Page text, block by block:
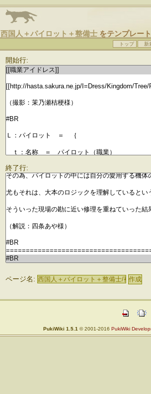
西国人＋パイロット＋整備士 をテンプレー
トップ 新
開始行:
終了行:
ページ名:
PukiWiki 1.5.1 © 2001-2016 PukiWiki